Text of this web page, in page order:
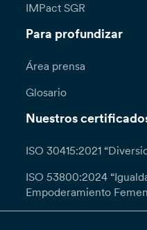
IMPact SGR
Para profundizar
Área prensa
Glosario
Nuestros
ISO 30415:2021
ISO 53800:2024
Empoderamiento